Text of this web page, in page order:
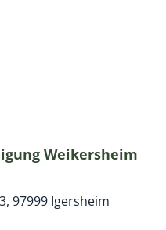
Weikersheim
97999 Igersheim